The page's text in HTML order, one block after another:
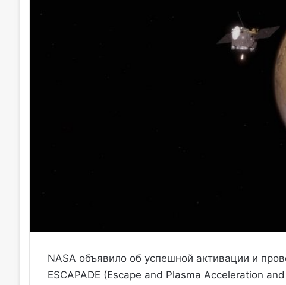
NASA объявило об успешной активации и
ESCAPADE (Escape and Plasma Acceleration